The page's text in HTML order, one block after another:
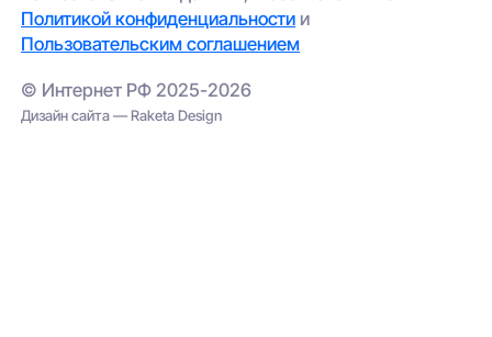
Политикой конфиденциальности и
Пользовательским соглашением
© Интернет РФ 2025-2026
Дизайн сайта — Raketa Design